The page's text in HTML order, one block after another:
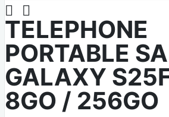
 
TELEPHONE
PORTABLE
GALAXY
8GO / 256GO